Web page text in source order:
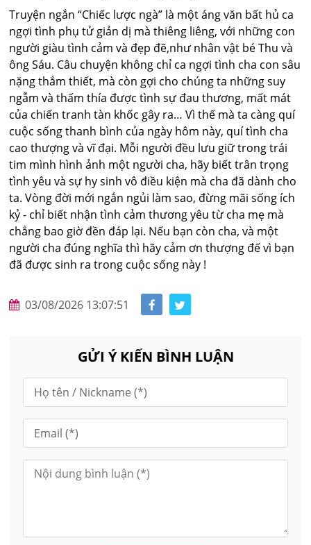
Truyện ngắn “Chiếc lược ngà” là một áng văn bất hủ ca
ngợi tình phụ tử giản dị mà thiêng liêng, với những con
người giàu tình cảm và đẹp đẽ,như nhân vật bé Thu và
ông Sáu. Câu chuyện không chỉ ca ngợi tình cha con sâu
nặng thắm thiết, mà còn gợi cho chúng ta những suy
ngẫm và thấm thía được tình sự đau thương, mất mát
của chiến tranh tàn khốc gây ra… Vì thế mà ta càng quí
cuộc sống thanh bình của ngày hôm này, quí tình cha
cao thượng và vĩ đại. Mỗi người đều lưu giữ trong trái
tim mình hình ảnh một người cha, hãy biết trân trọng
tình yêu và sự hy sinh vô điều kiện mà cha đã dành cho
ta. Vòng đời mới ngắn ngủi làm sao, đừng mãi sống ích
kỷ - chỉ biết nhận tình cảm thương yêu từ cha mẹ mà
chẳng bao giờ đền đáp lại. Nếu bạn còn cha, và một
người cha đúng nghĩa thì hãy cảm ơn thượng đế vì bạn
đã được sinh ra trong cuộc sống này !
03/08/2026 13:07:51
GỬI Ý KIẾN BÌNH LUẬN